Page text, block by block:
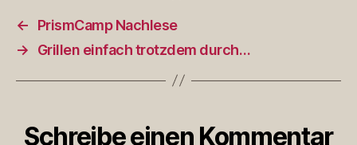
←
PrismCamp Nachlese
→
Grillen einfach trotzdem durch…
Schreibe einen Kommentar